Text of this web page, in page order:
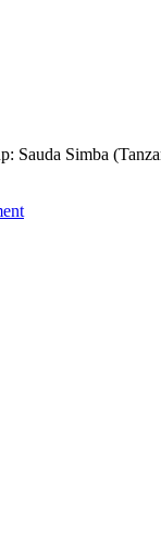
Sauda Simba